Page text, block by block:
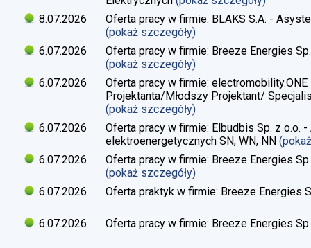
8.07.2026
Oferta pracy w firmie: BLAKS S.A. -
(pokaż szczegóły)
6.07.2026
Oferta pracy w firmie: Breeze Energies
(pokaż szczegóły)
6.07.2026
Oferta pracy w firmie:
Projektanta/Młodszy Projektant/
(pokaż szczegóły)
6.07.2026
Oferta pracy w firmie: Elbudbis Sp. z
elektroenergetycznych SN, WN, NN
6.07.2026
Oferta pracy w firmie: Breeze Energies
(pokaż szczegóły)
6.07.2026
Oferta praktyk w firmie: Breeze Energies
6.07.2026 Oferta pracy w firmie: Breeze Energies